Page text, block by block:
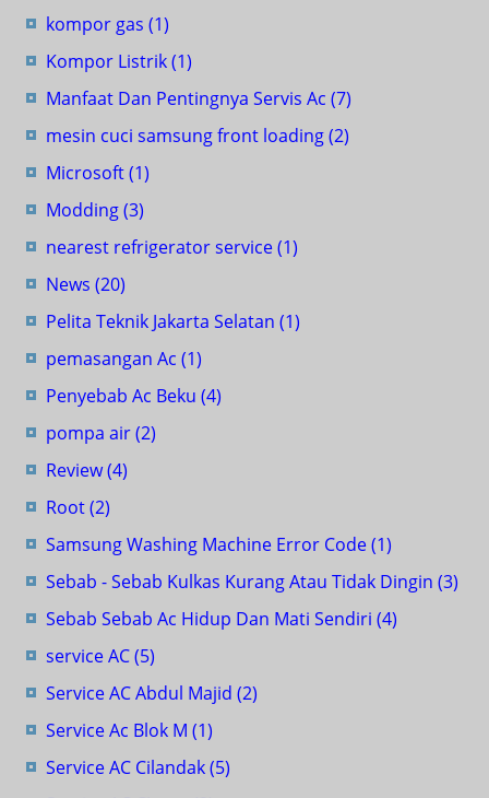
kompor gas (1)
Kompor Listrik(1)
Manfaat Dan Pentingnya Servis Ac (7)
mesin cuci samsung front loading(2)
Microsoft(1)
Modding(3)
nearest refrigerator service(1)
News (20)
Pelita Teknik Jakarta Selatan (1)
pemasangan Ac (1)
Penyebab Ac Beku (4)
pompa air(2)
Review(4)
Root(2)
Samsung Washing Machine Error Code(1)
Sebab - Sebab Kulkas Kurang Atau Tidak Dingin (3)
Sebab Sebab Ac Hidup Dan Mati Sendiri (4)
service AC(5)
Service AC Abdul Majid (2)
Service Ac Blok M (1)
Service AC Cilandak(5)